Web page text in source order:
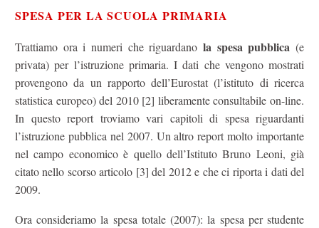
SPESA PER LA SCUOLA PRIMARIA
Trattiamo ora i numeri che riguardano la spesa pubblica (e
privata) per l’istruzione primaria. I dati che vengono mostrati
provengono da un rapporto dell’Eurostat (l’istituto di ricerca
statistica europeo) del 2010 [2] liberamente consultabile on-line.
In questo report troviamo vari capitoli di spesa riguardanti
l’istruzione pubblica nel 2007. Un altro report molto importante
nel campo economico è quello dell’Istituto Bruno Leoni, già
citato nello scorso articolo [3] del 2012 e che ci riporta i dati del
2009.
Ora consideriamo la spesa totale (2007): la spesa per studente